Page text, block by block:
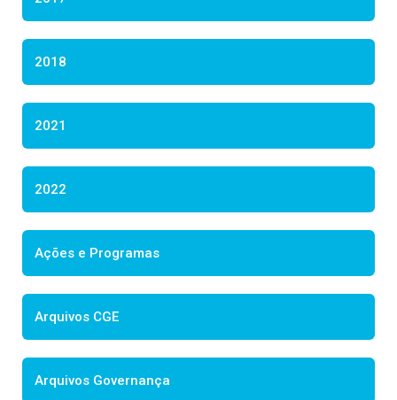
2018
2021
2022
Ações e Programas
Arquivos CGE
Arquivos Governança